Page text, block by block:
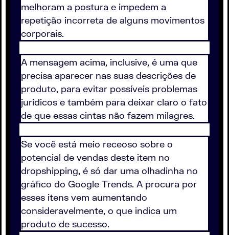
melhoram a postura e impedem a
repetição incorreta de alguns movimentos
corporais.
A mensagem acima, inclusive, é uma que
precisa aparecer nas suas descrições de
produto, para evitar possíveis problemas
jurídicos e também para deixar claro o fato
de que essas cintas não fazem milagres.
Se você está meio receoso sobre o
potencial de vendas deste item no
dropshipping, é só dar uma olhadinha no
gráfico do Google Trends. A procura por
esses itens vem aumentando
consideravelmente, o que indica um
produto de sucesso.